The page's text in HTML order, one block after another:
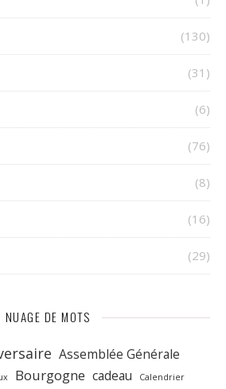
(130)
(31)
(6)
(76)
(8)
(16)
(29)
NUAGE DE MOTS
Assemblée Générale
Bourgogne cadeau
Calendrier